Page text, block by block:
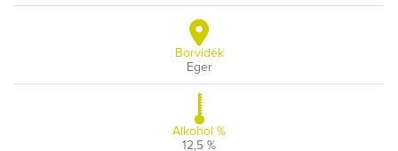
Borvidék
Eger
Alkohol %
12,5 %